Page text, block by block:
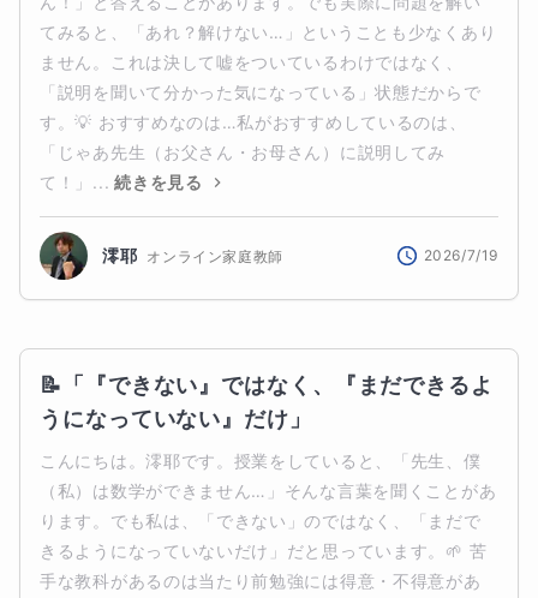
てみると、「あれ？解けない…」ということも少なくあり
ません。これは決して嘘をついているわけではなく、
「説明を聞いて分かった気になっている」状態だからで
す。💡 おすすめなのは…私がおすすめしているのは、
「じゃあ先生（お父さん・お母さん）に説明してみ
て！」... 続きを見る
澪耶 オンライン家庭教師 2026/7/19
📝「『できない』ではなく、『まだできるよ
うになっていない』だけ」
こんにちは。澪耶です。授業をしていると、「先生、僕
（私）は数学ができません…」そんな言葉を聞くことがあ
ります。でも私は、「できない」のではなく、「まだで
きるようになっていないだけ」だと思っています。🌱 苦
手な教科があるのは当たり前勉強には得意・不得意があ